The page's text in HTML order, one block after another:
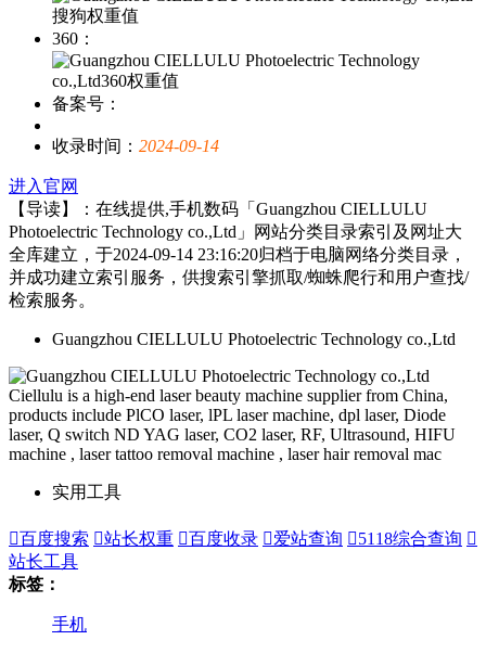
360：
备案号：
收录时间： 2024-09-14
进入官网
【导读】：在线提供,手机数码「Guangzhou CIELLULU
Photoelectric Technology co.,Ltd」网站分类目录索引及网址大
全库建立，于2024-09-14 23:16:20归档于电脑网络分类目录，
并成功建立索引服务，供搜索引擎抓取/蜘蛛爬行和用户查找/
检索服务。
Guangzhou CIELLULU Photoelectric Technology co.,Ltd
Ciellulu is a high-end laser beauty machine supplier from China,
products include PlCO laser, lPL laser machine, dpl laser, Diode
laser, Q switch ND YAG laser, CO2 laser, RF, Ultrasound, HIFU
machine , laser tattoo removal machine , laser hair removal mac
实用工具
百度搜索 站长权重 百度收录 爱站查询 5118综合查询 
站长工具
标签：
手机